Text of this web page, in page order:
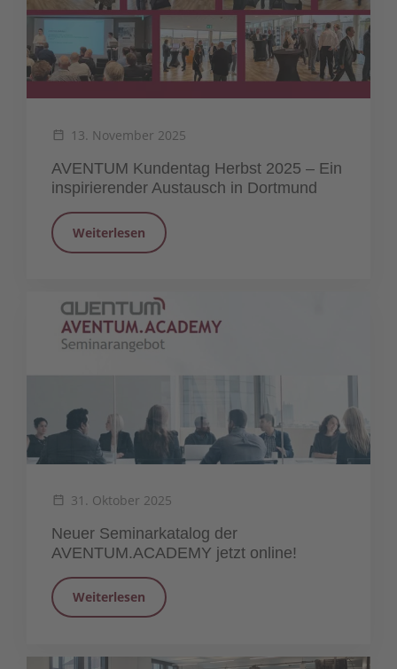
13. November 2025
AVENTUM Kundentag Herbst 2025 – Ein
inspirierender Austausch in Dortmund
Weiterlesen
31. Oktober 2025
Neuer Seminarkatalog der
AVENTUM.ACADEMY jetzt online!
Weiterlesen